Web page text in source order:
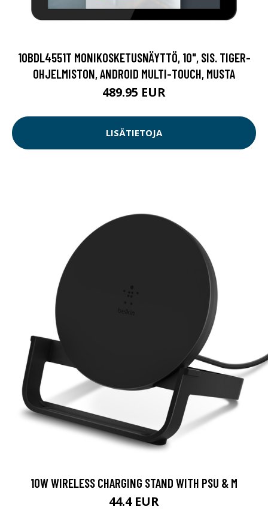
10BDL4551T MONIKOSKETUSNÄYTTÖ, 10", SIS. TIGER-
OHJELMISTON, ANDROID MULTI-TOUCH, MUSTA
489.95 EUR
LISÄTIETOJA
10W WIRELESS CHARGING STAND WITH PSU & M
44.4 EUR